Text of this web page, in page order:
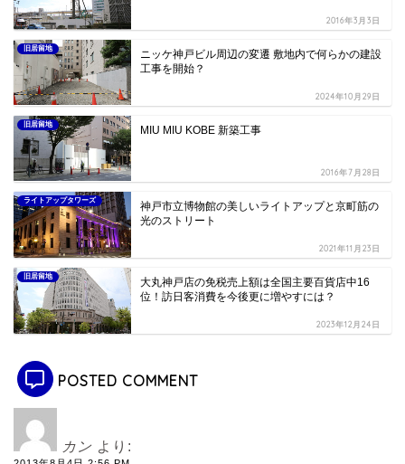
2016年3月3日
旧居留地
ニッケ神戸ビル周辺の変遷 敷地内で何らかの建設
工事を開始？
2024年10月29日
旧居留地 MIU MIU KOBE 新築工事
2016年7月28日
ライトアップタワーズ
神戸市立博物館の美しいライトアップと京町筋の
光のストリート
2021年11月23日
旧居留地
大丸神戸店の免税売上額は全国主要百貨店中16
位！訪日客消費を今後更に増やすには？
2023年12月24日
POSTED COMMENT
カン より: